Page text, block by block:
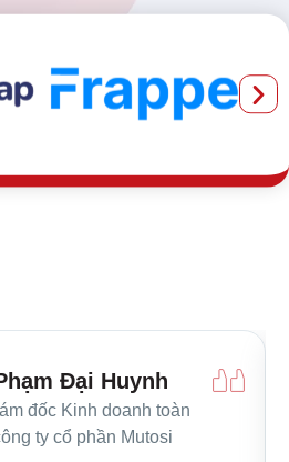
Đại Huynh
đốc Kinh doanh toàn
ty cổ phần Mutosi